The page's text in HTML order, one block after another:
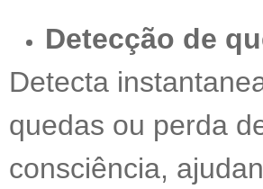
Detecção de
Detecta
quedas ou perda
consciência,